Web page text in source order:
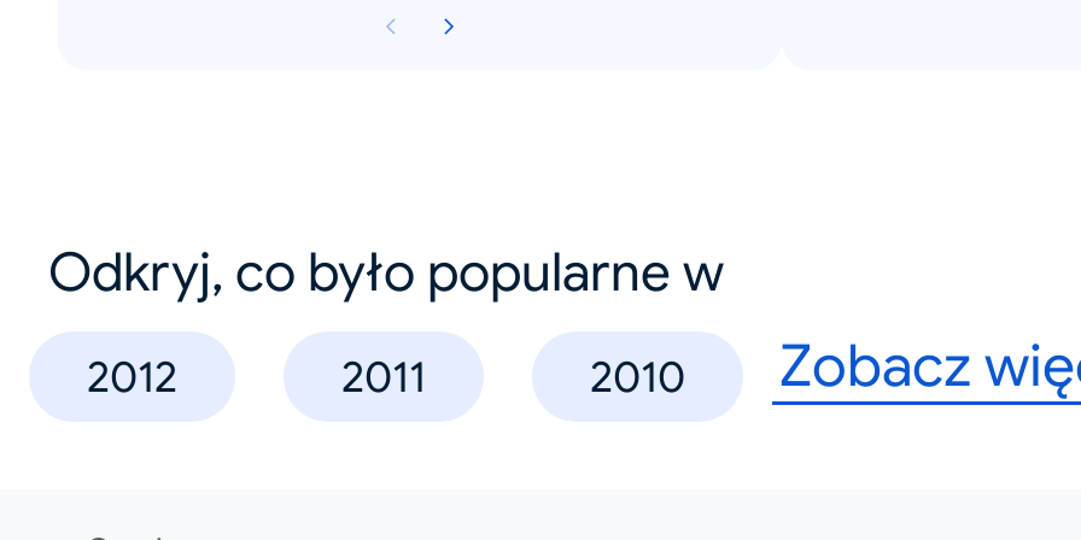
Odkryj, co było popularne w
2012 2011 2010 Zobacz